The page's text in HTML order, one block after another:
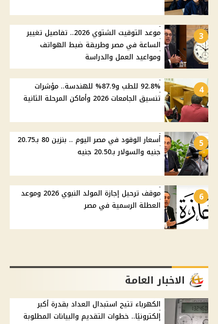
3
موعد التوقيت الشتوي 2026.. تفاصيل تغيير
الساعة في مصر وطريقة ضبط الهواتف
ومواعيد العمل والدراسة
4
92.8% للطب و87.9% للهندسة.. مؤشرات
تنسيق الجامعات 2026 وأماكن المرحلة الثانية
5
أسعار الوقود في مصر اليوم .. بنزين 80 بـ20.75
جنيه والسولار بـ20.50 جنيه
6
موقف ترحيل إجازة المولد النبوي 2026 وموعد
العطلة الرسمية في مصر
الاخبار العامة
الكهرباء تتيح استبدال العداد بقدرة أكبر
إلكترونيًا.. خطوات التقديم والبيانات المطلوبة